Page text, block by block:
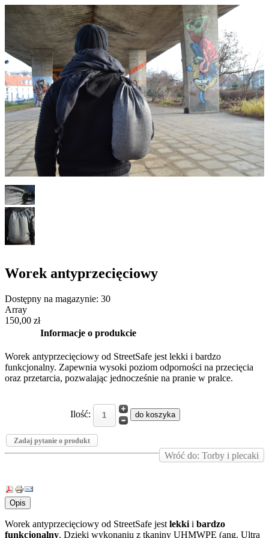
Worek antyprzecięciowy
Dostępny na magazynie: 30
Array
150,00 zł
Informacje o produkcie
Worek antyprzecięciowy od StreetSafe jest lekki i bardzo
funkcjonalny. Zapewnia wysoki poziom odporności na przecięcia
oraz przetarcia, pozwalając jednocześnie na pranie w pralce.
Ilość:
Zadaj pytanie o produkt
Wróć do: Torby i plecaki
Opis
Worek antyprzecięciowy od StreetSafe jest lekki i bardzo
funkcjonalny. Dzięki wykonaniu z tkaniny UHMWPE (ang. Ultra